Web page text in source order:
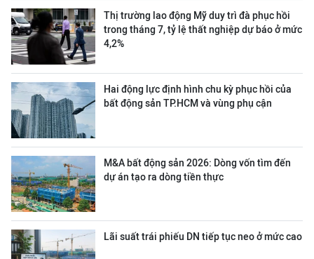
Thị trường lao động Mỹ duy trì đà phục hồi
trong tháng 7, tỷ lệ thất nghiệp dự báo ở mức
4,2%
Hai động lực định hình chu kỳ phục hồi của
bất động sản TP.HCM và vùng phụ cận
M&A bất động sản 2026: Dòng vốn tìm đến
dự án tạo ra dòng tiền thực
Lãi suất trái phiếu DN tiếp tục neo ở mức cao